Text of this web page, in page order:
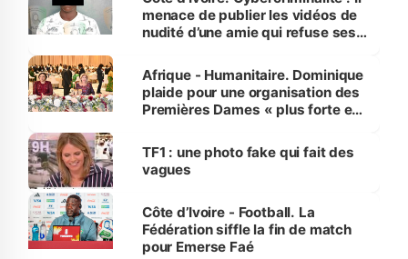
menace de publier les vidéos de
nudité d’une amie qui refuse ses
Afrique - Humanitaire. Dominique
plaide pour une organisation des
Premières Dames « plus forte et
sur la scène internationale »
TF1 : une photo fake qui fait des
vagues
Côte d’Ivoire - Football. La
Fédération siffle la fin de match
pour Emerse Faé